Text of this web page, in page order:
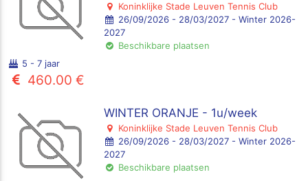
Koninklijke Stade Leuven Tennis Club
26/09/2026 - 28/03/2027 - Winter 2026-
2027
Beschikbare plaatsen
5 - 7 jaar
460.00 €
WINTER ORANJE - 1u/week
Koninklijke Stade Leuven Tennis Club
26/09/2026 - 28/03/2027 - Winter 2026-
2027
Beschikbare plaatsen